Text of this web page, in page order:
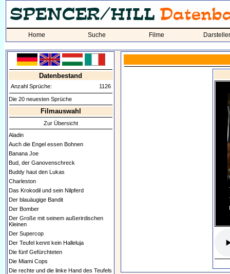
Home Suche Filme Darsteller
Datenbestand
Anzahl Sprüche: 1126
Die 20 neuesten Sprüche
Filmauswahl
Zur Übersicht
Aladin
Auch die Engel essen Bohnen
Banana Joe
Bud, der Ganovenschreck
Buddy haut den Lukas
Charleston
Das Krokodil und sein Nilpferd
Der blauäugige Bandit
Der Bomber
Der Große mit seinem außerirdischen
Kleinen
Der Supercop
Der Teufel kennt kein Halleluja
Die fünf Gefürchteten
Die Miami Cops
Die rechte und die linke Hand des Teufels